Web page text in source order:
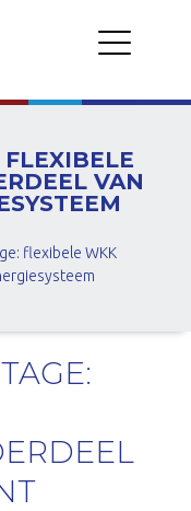
VAN
flexibele WKK